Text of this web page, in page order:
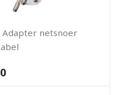
Adapter netsnoer